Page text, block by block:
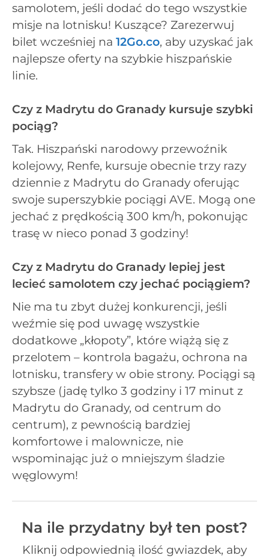
samolotem, jeśli dodać do tego wszystkie
misje na lotnisku! Kuszące? Zarezerwuj
bilet wcześniej na 12Go.co, aby uzyskać jak
najlepsze oferty na szybkie hiszpańskie
linie.
Czy z Madrytu do Granady kursuje szybki
pociąg?
Tak. Hiszpański narodowy przewoźnik
kolejowy, Renfe, kursuje obecnie trzy razy
dziennie z Madrytu do Granady oferując
swoje superszybkie pociągi AVE. Mogą one
jechać z prędkością 300 km/h, pokonując
trasę w nieco ponad 3 godziny!
Czy z Madrytu do Granady lepiej jest
lecieć samolotem czy jechać pociągiem?
Nie ma tu zbyt dużej konkurencji, jeśli
weźmie się pod uwagę wszystkie
dodatkowe „kłopoty”, które wiążą się z
przelotem – kontrola bagażu, ochrona na
lotnisku, transfery w obie strony. Pociągi są
szybsze (jadę tylko 3 godziny i 17 minut z
Madrytu do Granady, od centrum do
centrum), z pewnością bardziej
komfortowe i malownicze, nie
wspominając już o mniejszym śladzie
węglowym!
Na ile przydatny był ten post?
Kliknij odpowiednią ilość gwiazdek, aby